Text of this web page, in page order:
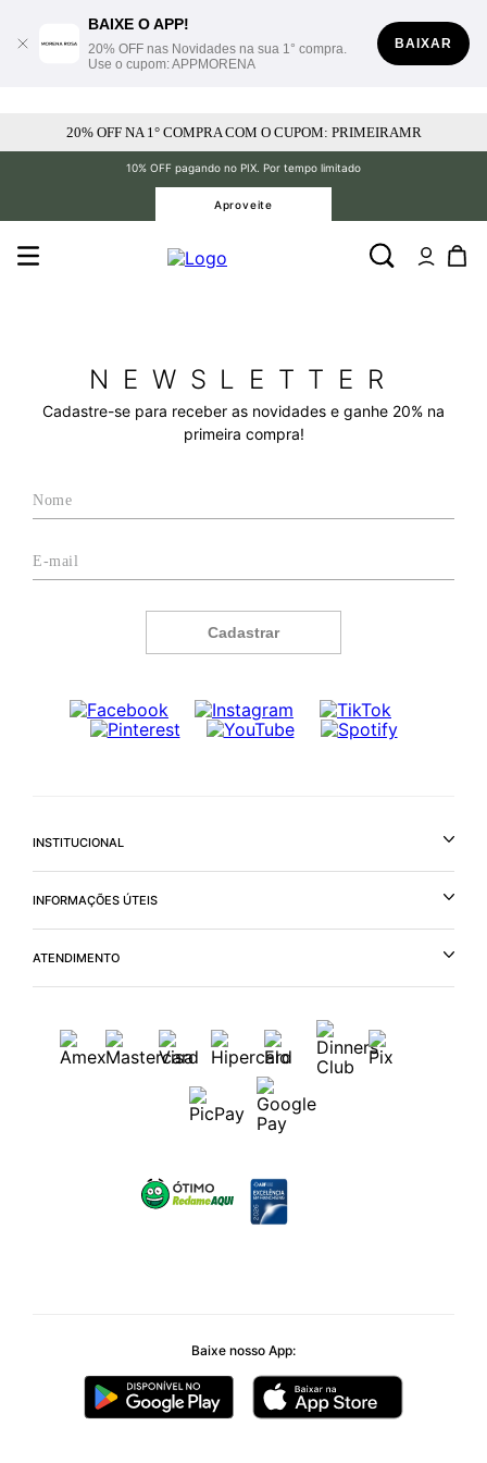
BAIXE O APP!
20% OFF nas Novidades na sua 1° compra.
Use o cupom: APPMORENA
BAIXAR
20% OFF NA 1° COMPRA COM O CUPOM: PRIMEIRAMR
10% OFF pagando no PIX. Por tempo limitado
Aproveite
NEWSLETTER
Cadastre-se para receber as novidades e ganhe 20% na
primeira compra!
Cadastrar
INSTITUCIONAL
INFORMAÇÕES ÚTEIS
ATENDIMENTO
Baixe nosso App: